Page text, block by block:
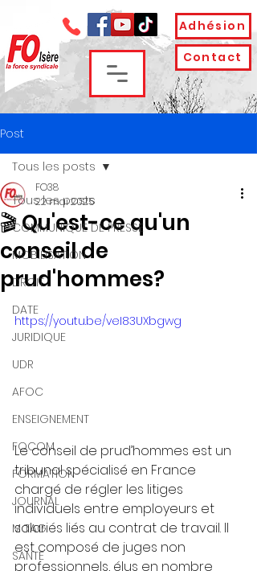
Adhésion
Contact
Post
Tous les posts
COMMUNIQUE DE PRESSE
MOBILISATION
DROIT
DATE
JURIDIQUE
UDR
AFOC
ENSEIGNEMENT
FOCOM
FORMATION
JOURNAL
M TAG
SANTE
Tous les posts
🎬 Qu'est-ce qu'un
conseil de
prud'hommes?
FO38
22 mai 2025
https://youtu.be/veI83UXbgwg
Le conseil de prud’hommes est un
tribunal spécialisé en France
chargé de régler les litiges
individuels entre employeurs et
salariés liés au contrat de travail. Il
est composé de juges non
professionnels, élus en nombre